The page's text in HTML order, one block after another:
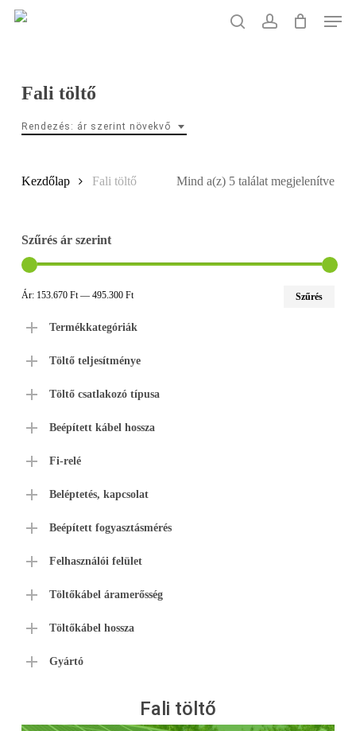
Skip
Menu
Fali töltő
Rendezés: ár szerint növekvő
Mind a(z) 5 találat megjelenítve
low
Kezdőlap Fali töltő
Szűrés ár szerint
Szűrés
Ár: 153.670 Ft— 495.300 Ft
Termékkategóriák
Töltő teljesítménye
Töltő csatlakozó típusa
Beépített kábel hossza
Fi-relé
Beléptetés, kapcsolat
Beépített fogyasztásmérés
Felhasználói felület
Töltőkábel áramerősség
Töltőkábel hossza
Gyártó
Fali töltő